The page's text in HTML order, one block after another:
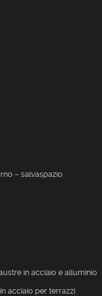
– salvaspazio
in acciaio e alluminio
acciaio per terrazzi